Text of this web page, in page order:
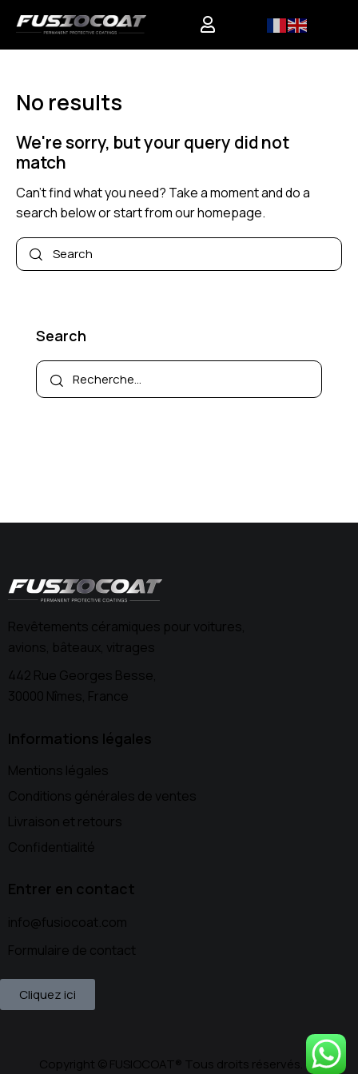
No results
We're sorry, but your query did not
match
Can't find what you need? Take a moment and do a
search below or start fromour homepage.
Search
Revêtements céramiques pour voitures,
avions, bâteaux, vitrages
442 Rue Georges Besse,
30000 Nîmes, France
Informations légales
Mentions légales
Conditions générales de ventes
Livraison et retours
Confidentialité
Entrer en contact
info@fusiocoat.com
Formulaire de contact
Cliquez ici
Copyright © FUSIOCOAT® Tous droits réservés.